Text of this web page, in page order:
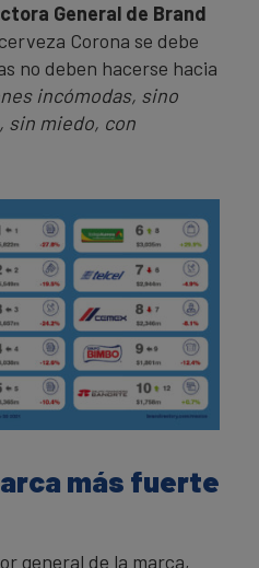
General de Brand
Corona se debe
no deben hacerse hacia
incómodas, sino
sin miedo, con
más fuerte
general de la marca,